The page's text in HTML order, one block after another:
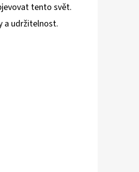
tento svět.
a udržitelnost.